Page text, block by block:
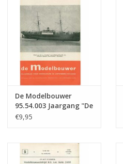
De Modelbouwer
95.54.003 Jaargang "De
Modelbouwer" Editie :
€9,95